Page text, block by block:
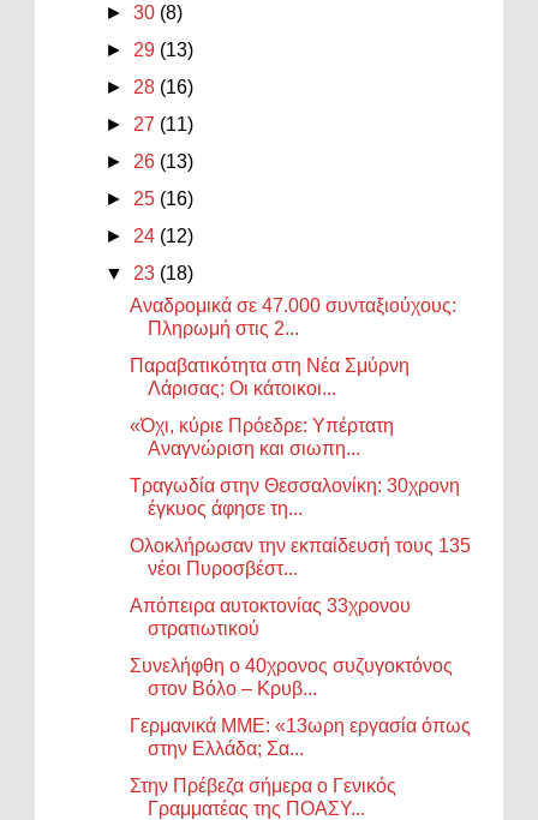
►30 (8)
► 29 (13)
► 28 (16)
► 27 (11)
► 26 (13)
► 25 (16)
► 24 (12)
▼ 23 (18)
Αναδρομικά σε 47.000 συνταξιούχους:
Πληρωμή στις 2...
Παραβατικότητα στη Νέα Σμύρνη
Λάρισας: Οι κάτοικοι...
«Όχι, κύριε Πρόεδρε: Υπέρτατη
Αναγνώριση και σιωπη...
Τραγωδία στην Θεσσαλονίκη: 30χρονη
έγκυος άφησε τη...
Ολοκλήρωσαν την εκπαίδευσή τους 135
νέοι Πυροσβέστ...
Απόπειρα αυτοκτονίας 33χρονου
στρατιωτικού
Συνελήφθη ο 40χρονος συζυγοκτόνος
στον Βόλο – Κρυβ...
Γερμανικά ΜΜΕ: «13ωρη εργασία όπως
στην Ελλάδα; Σα...
Στην Πρέβεζα σήμερα ο Γενικός
Γραμματέας της ΠΟΑΣΥ...